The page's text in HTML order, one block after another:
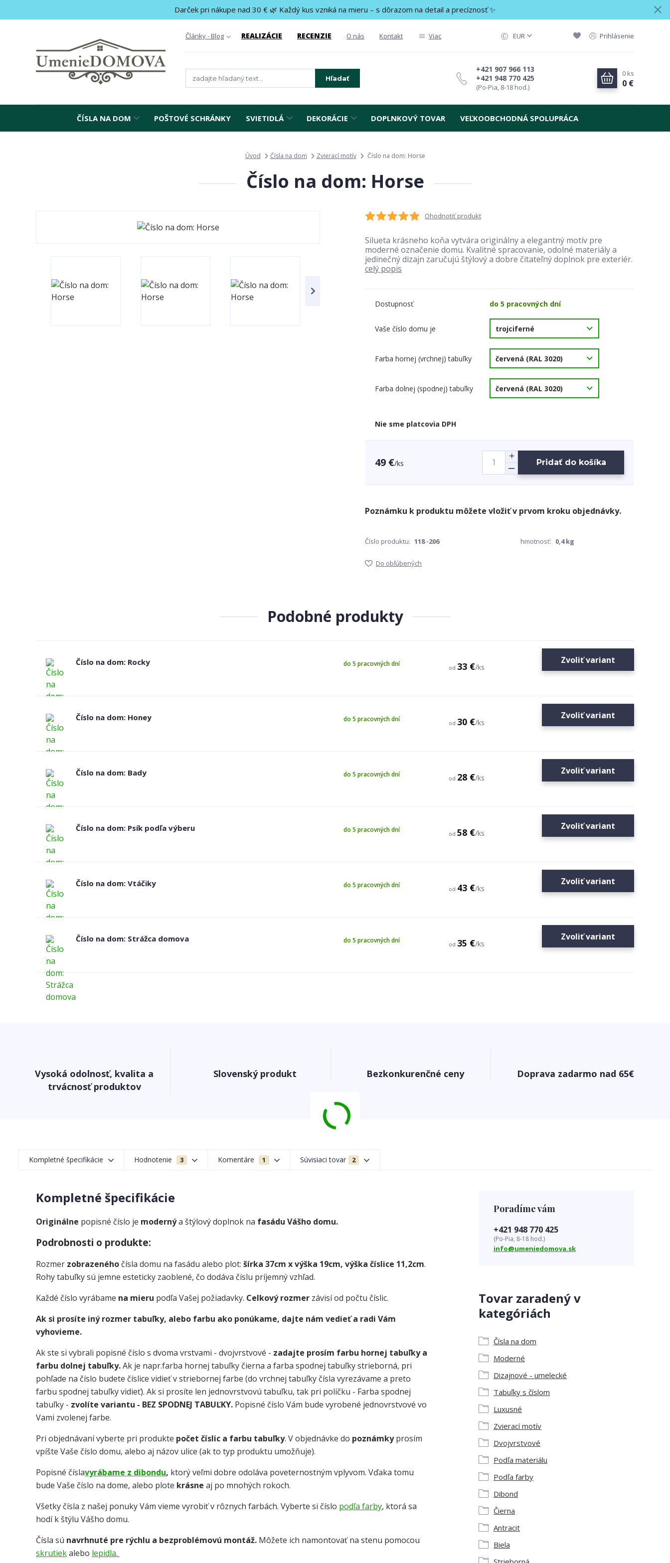
Darček pri nákupe nad 30 € 🌿 Každý kus vzniká na mieru – s dôrazom na detail a precíznosť ✨
Články - Blog REALIZÁCIE RECENZIE O nás Kontakt Viac EUR Prihlásenie
Hľadať +421 948 770 425
+421 907 966 113
(Po-Pia, 8-18 hod.)
0 ks
0 €
ČÍSLA NA DOM POŠTOVÉ SCHRÁNKY SVIETIDLÁ DEKORÁCIE DOPLNKOVÝ TOVAR VEĽKOOBCHODNÁ SPOLUPRÁCA
Úvod Čísla na dom Zvierací motív Číslo na dom: Horse
Číslo na dom: Horse
Ohodnotiť produkt
Silueta krásneho koňa vytvára originálny a elegantný motív pre
moderné označenie domu. Kvalitné spracovanie, odolné materiály a
jedinečný dizajn zaručujú štýlový a dobre čitateľný doplnok pre exteriér.
celý popis
Dostupnosť do 5 pracovných dní
Vaše číslo domu je
Farba hornej (vrchnej) tabuľky
Farba dolnej (spodnej) tabuľky
Nie sme platcovia DPH
49 €/ks Pridať do košíka
Číslo produktu: 118 -206 hmotnosť: 0,4 kg
Do obľúbených
Podobné produkty
Číslo na dom: Rocky
od 33 €/ks
do 5 pracovných dní Zvoliť variant
Číslo na dom: Honey
od 30 €/ks
do 5 pracovných dní Zvoliť variant
Číslo na dom: Bady
od 28 €/ks
do 5 pracovných dní Zvoliť variant
Číslo na dom: Psík podľa výberu
od 58 €/ks
do 5 pracovných dní Zvoliť variant
Číslo na dom: Vtáčiky
od 43 €/ks
do 5 pracovných dní Zvoliť variant
Číslo na dom: Strážca domova
od 35 €/ks
do 5 pracovných dní Zvoliť variant
Vysoká odolnosť, kvalita a
trvácnosť produktov
Slovenský produkt Bezkonkurenčné ceny Doprava zadarmo nad 65€
Kompletné špecifikácie Hodnotenie 3 Komentáre 1 Súvisiaci tovar 2
Kompletné špecifikácie
Originálne popisné číslo je modernýa štýlový doplnok na fasádu Vášho domu.
Podrobnosti o produkte:
Rozmer zobrazeného čísla domu na fasádu alebo plot: šírka 37cm x výška 19cm, výška číslice 11,2cm.
Rohy tabuľky sú jemne esteticky zaoblené, čo dodáva číslu príjemný vzhľad.
Každé číslo vyrábame na mieru podľa Vašej požiadavky. Celkový rozmer závisí od počtu číslic.
Ak si prosíte iný rozmer tabuľky, alebo farbu ako ponúkame, dajte nám vedieť a radi Vám
vyhovieme.
Ak ste si vybrali popisné číslo s dvoma vrstvami - dvojvrstvové - zadajte prosím farbu hornej tabuľky a
farbu dolnej tabuľky.Ak je napr.farba hornej tabuľky čierna a farba spodnej tabuľky strieborná, pri
pohľade na číslo budete číslice vidieť v striebornej farbe (do vrchnej tabuľky čísla vyrezávame a preto
farbu spodnej tabuľky vidieť). Ak si prosíte len jednovrstvovú tabuľku, tak pri políčku - Farba spodnej
tabuľky - zvolíte variantu - BEZ SPODNEJ TABUĽKY. Popisné číslo Vám bude vyrobené jednovrstvové vo
Vami zvolenej farbe.
Pri objednávaní vyberte pri produkte počet číslic a farbu tabuľky. V objednávke do poznámkyprosím
vpíšte Vaše číslo domu, alebo aj názov ulice (ak to typ produktu umožňuje).
Popisné číslavyrábame z dibondu, ktorý veľmi dobre odoláva poveternostným vplyvom. Vďaka tomu
bude Vaše číslo na dome, alebo plote krásne aj po mnohých rokoch.
Všetky čísla z našej ponuky Vám vieme vyrobiť v rôznych farbách. Vyberte si číslo podľa farby, ktorá sa
hodí k štýlu Vášho domu.
Čísla sú navrhnuté pre rýchlu a bezproblémovú montáž. Môžete ich namontovať na stenu pomocou
skrutiekalebo lepidla.
Tovar zaradený v
kategóriách
Čísla na dom
Moderné
Dizajnové - umelecké
Tabuľky s číslom
Luxusné
Zvierací motív
Dvojvrstvové
Podľa materiálu
Podľa farby
Dibond
Čierna
Antracit
Biela
Poradíme vám
+421 948 770 425
(Po-Pia, 8-18 hod.)
info@umeniedomova.sk